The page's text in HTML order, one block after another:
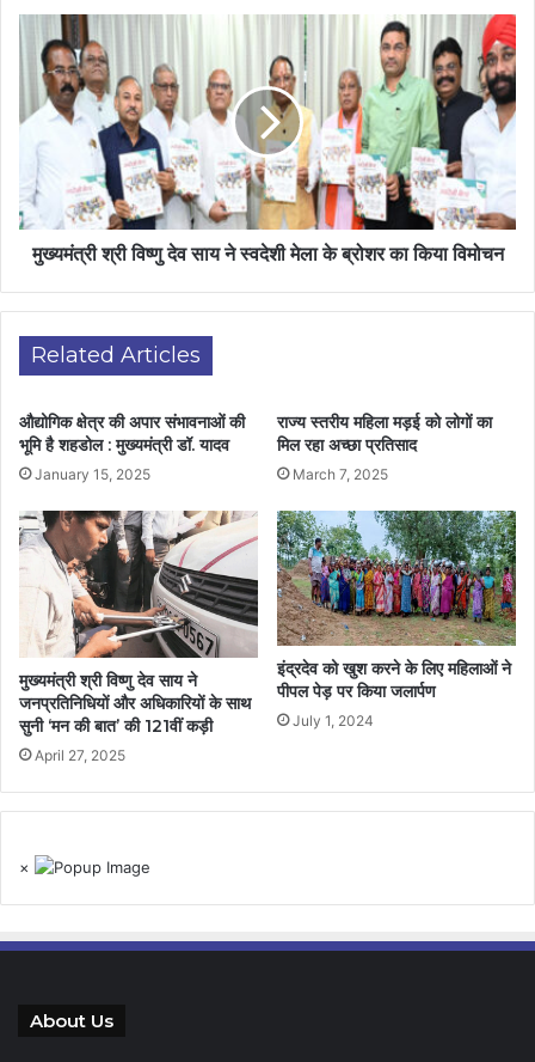
मुख्यमंत्री श्री विष्णु देव साय ने स्वदेशी मेला के ब्रोशर का किया विमोचन
Related Articles
औद्योगिक क्षेत्र की अपार संभावनाओं की
भूमि है शहडोल : मुख्यमंत्री डॉ. यादव
January 15, 2025
राज्य स्तरीय महिला मड़ई को लोगों का
मिल रहा अच्छा प्रतिसाद
March 7, 2025
मुख्यमंत्री श्री विष्णु देव साय ने
जनप्रतिनिधियों और अधिकारियों के साथ
सुनी ‘मन की बात’ की 121वीं कड़ी
April 27, 2025
इंद्रदेव को खुश करने के लिए महिलाओं ने
पीपल पेड़ पर किया जलार्पण
July 1, 2024
×
About Us